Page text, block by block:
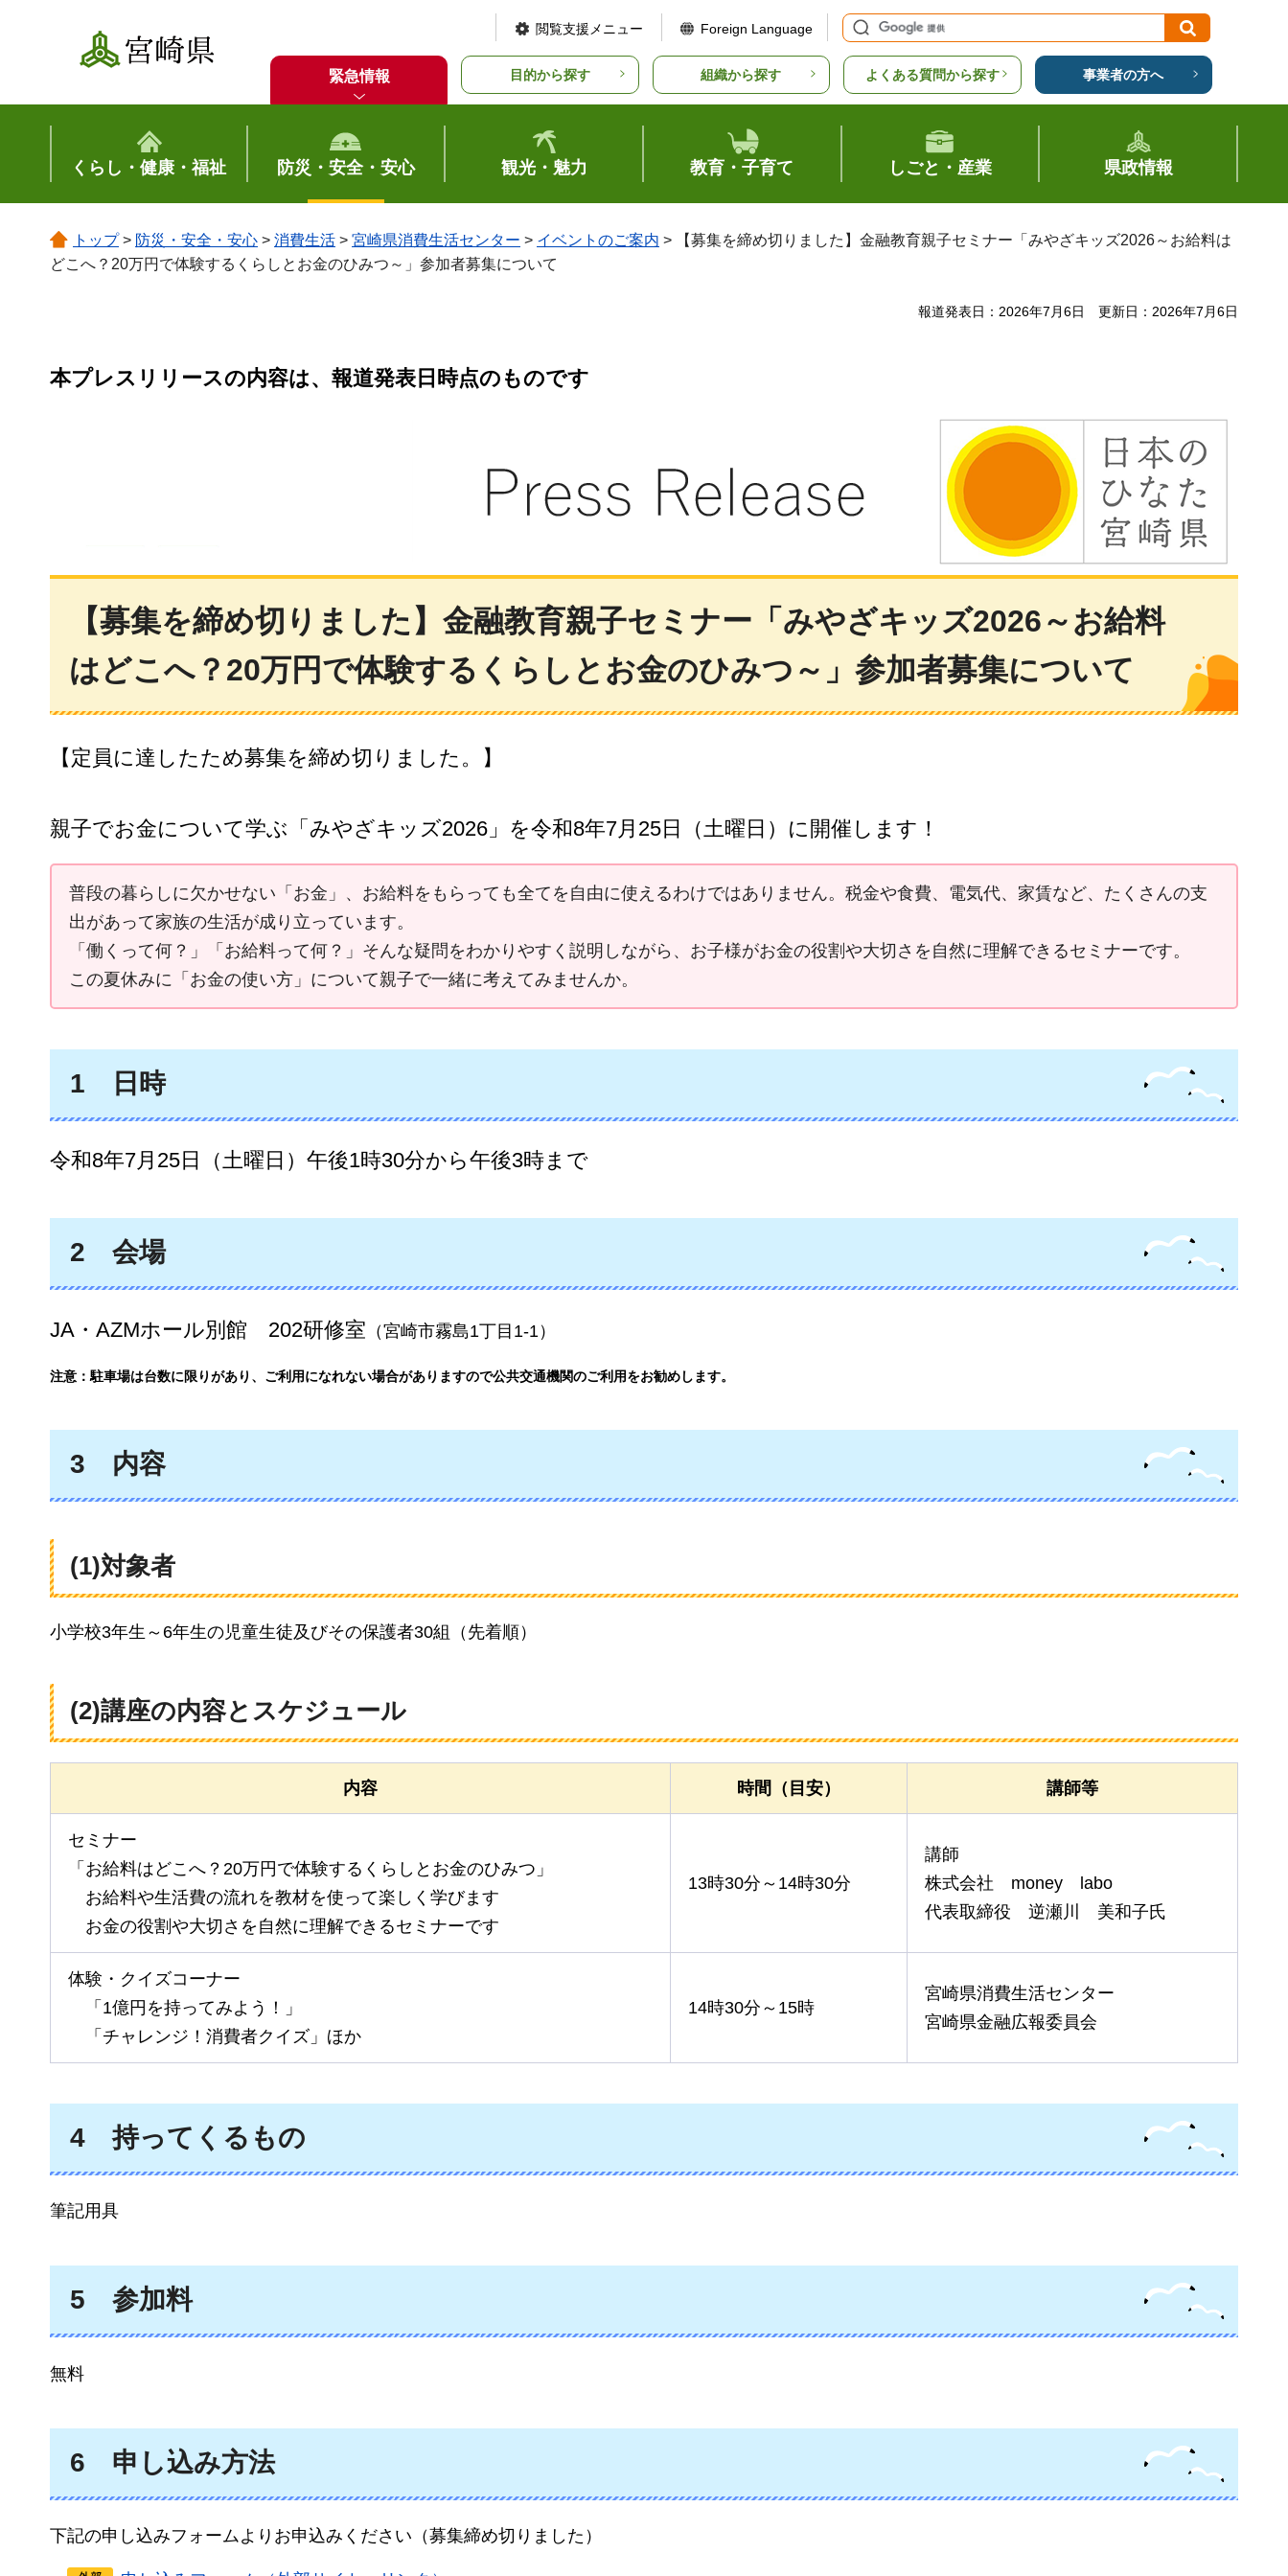
宮崎県
閲覧支援メニュー Foreign Language
緊急情報 目的から探す 組織から探す よくある質問から探す 事業者の方へ
くらし・健康・福祉 防災・安全・安心 観光・魅力 教育・子育て しごと・産業 県政情報
トップ> 防災・安全・安心 > 消費生活 > 宮崎県消費生活センター > イベントのご案内 > 【募集を締め切りました】金融教育親子セミナー「みやざキッズ2026～お給料は
どこへ？20万円で体験するくらしとお金のひみつ～」参加者募集について
報道発表日：2026年7月6日 更新日：2026年7月6日
本プレスリリースの内容は、報道発表日時点のものです
【募集を締め切りました】金融教育親子セミナー「みやざキッズ2026～お給料
はどこへ？20万円で体験するくらしとお金のひみつ～」参加者募集について
【定員に達したため募集を締め切りました。】
親子でお金について学ぶ「みやざキッズ2026」を令和8年7月25日（土曜日）に開催します！
普段の暮らしに欠かせない「お金」、お給料をもらっても全てを自由に使えるわけではありません。税金や食費、電気代、家賃など、たくさんの支
出があって家族の生活が成り立っています。
「働くって何？」「お給料って何？」そんな疑問をわかりやすく説明しながら、お子様がお金の役割や大切さを自然に理解できるセミナーです。
この夏休みに「お金の使い方」について親子で一緒に考えてみませんか。
1 日時
令和8年7月25日（土曜日）午後1時30分から午後3時まで
2 会場
JA・AZMホール別館 202研修室 （宮崎市霧島1丁目1-1）
注意：駐車場は台数に限りがあり、ご利用になれない場合がありますので公共交通機関のご利用をお勧めします。
3 内容
(1)対象者
小学校3年生～6年生の児童生徒及びその保護者30組（先着順）
(2)講座の内容とスケジュール
内容 時間（目安） 講師等
セミナー
「お給料はどこへ？20万円で体験するくらしとお金のひみつ」
お給料や生活費の流れを教材を使って楽しく学びます
お金の役割や大切さを自然に理解できるセミナーです
13時30分～14時30分
講師
株式会社
money
labo
代表取締役
逆瀬川 美和子氏
体験・クイズコーナー
「1億円を持ってみよう！」
「チャレンジ！消費者クイズ」ほか
14時30分～15時
宮崎県消費生活センター
宮崎県金融広報委員会
4 持ってくるもの
筆記用具
5 参加料
無料
6 申 し込み方法
下記の申し込みフォームよりお申込みください（募集締め切りました）